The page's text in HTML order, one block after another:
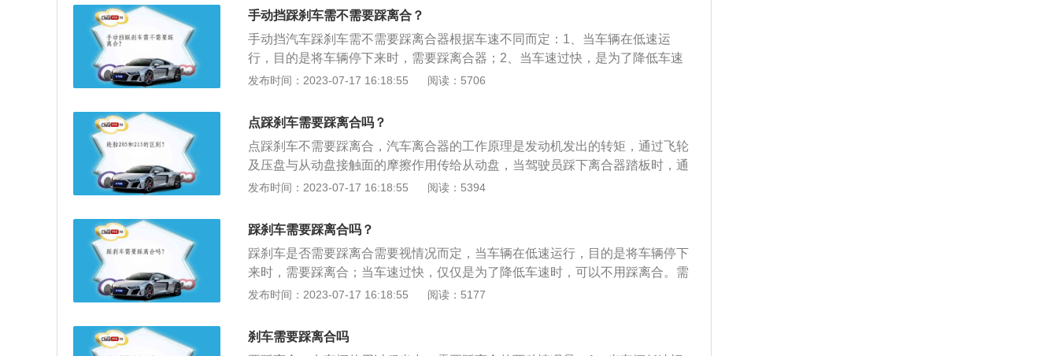
行进的动能转换成摩擦后的热能，从而使车辆减速或停下。离合器的工作原理
是：1、当内座圈固定时，外座圈顺时针方向转动楔块不锁止，外座圈可自由转
动；2、当外座圈逆时针转动楔块锁止，外座圈不能转动。
手动挡踩刹车需不需要踩离合？
手动挡汽车踩刹车需不需要踩离合器根据车速不同而定：1、当车辆在低速运
行，目的是将车辆停下来时，需要踩离合器；2、当车速过快，是为了降低车速
时，可以不用踩离合器。离合器使用注意事项是：1、离合器安装前必须清洗干
定；3、湿式电磁离合器工作时，必须在摩擦片间加润滑油；4、电源及控制线
路，离合器电源为直流24伏；5、牙嵌式电磁离合器安装时，必须保证端面齿之
间有一定间隙，使空转时无磨齿情况。
发布时间：2023-07-17 16:18:55 阅读：5706
点踩刹车需要踩离合吗？
点踩刹车不需要踩离合，汽车离合器的工作原理是发动机发出的转矩，通过飞轮
及压盘与从动盘接触面的摩擦作用传给从动盘，当驾驶员踩下离合器踏板时，通
过机件的传递，使膜片弹簧大端带动压盘后移，此时从动部分与主动部分会分
统过载；4、降低扭震冲击。汽车离合器位于发动机和变速箱之间的飞轮壳内，
汽车离合器分为摩擦式离合器、液力变矩器、电磁离合器。
发布时间：2023-07-17 16:18:55 阅读：5394
踩刹车需要踩离合吗？
踩刹车是否需要踩离合需要视情况而定，当车辆在低速运行，目的是将车辆停下
来时，需要踩离合；当车速过快，仅仅是为了降低车速时，可以不用踩离合。需
要注意车速应控制在挡位的规定速度范围内，车主应根据车速及实际交通情况合
壳内，用螺钉将离合器总成固定在飞轮的后平面上，离合器的输出轴就是变速箱
的输入轴。
发布时间：2023-07-17 16:18:55 阅读：5177
刹车需要踩离合吗